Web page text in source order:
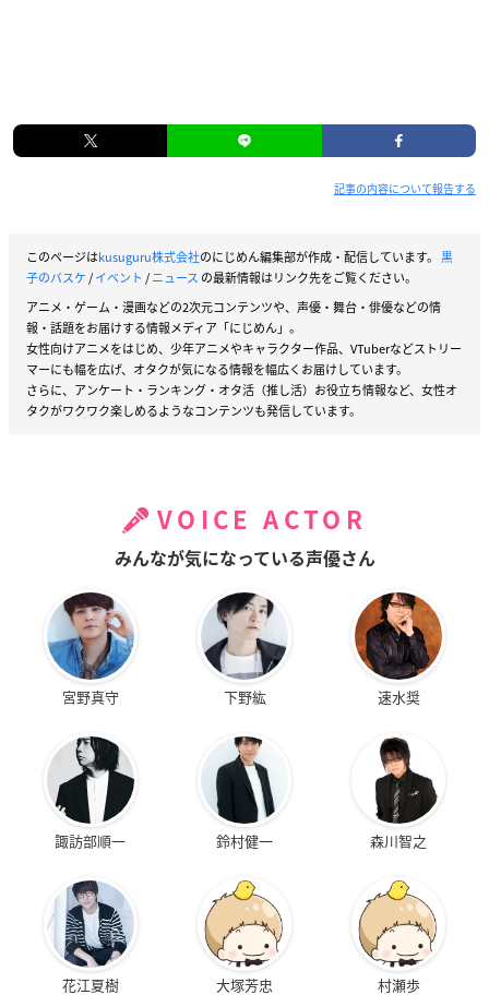
記事の内容について報告する
このページはkusuguru株式会社のにじめん編集部が作成・配信しています。 黒
子のバスケ/イベント /ニュース の最新情報はリンク先をご覧ください。
アニメ・ゲーム・漫画などの2次元コンテンツや、声優・舞台・俳優などの情
報・話題をお届けする情報メディア「にじめん」。
女性向けアニメをはじめ、少年アニメやキャラクター作品、VTuberなどストリー
マーにも幅を広げ、オタクが気になる情報を幅広くお届けしています。
さらに、アンケート・ランキング・オタ活（推し活）お役立ち情報など、女性オ
タクがワクワク楽しめるようなコンテンツも発信しています。
VOICE ACTOR
みんなが気になっている声優さん
宮野真守 下野紘 速水奨
諏訪部順一 鈴村健一 森川智之
花江夏樹 大塚芳忠 村瀬歩